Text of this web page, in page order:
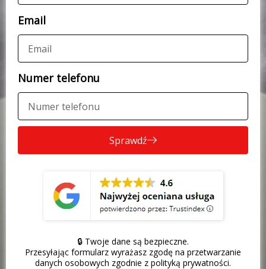
Email
Numer telefonu
Sprawdź
🔒 Twoje dane są bezpieczne.
Przesyłając formularz wyrażasz zgodę na przetwarzanie
danych osobowych zgodnie z polityką prywatności.